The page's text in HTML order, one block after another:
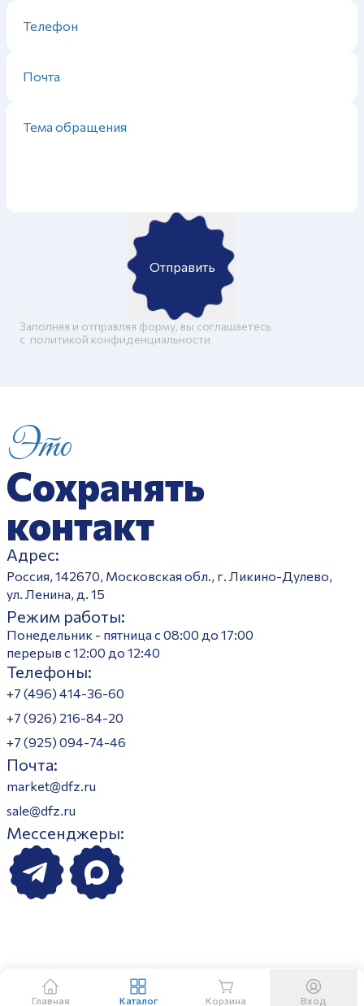
Отправить
Заполняя и отправляя форму, вы соглашаетесь
c политикой конфиденциальности
Это
Сохранять
контакт
Адрес:
Россия, 142670, Московская обл., г. Ликино-Дулево,
ул. Ленина, д. 15
Режим работы:
Понедельник - пятница с 08:00 до 17:00
перерыв с 12:00 до 12:40
Телефоны:
+7 (496) 414-36-60
+7 (926) 216-84-20
+7 (925) 094-74-46
Почта:
market@dfz.ru
sale@dfz.ru
Мессенджеры:
Главная Каталог Корзина Вход